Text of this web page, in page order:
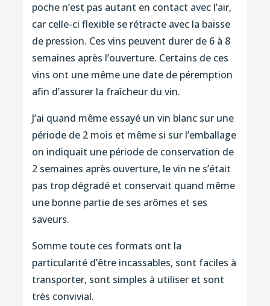
poche n’est pas autant en contact avec l’air,
car celle-ci flexible se rétracte avec la baisse
de pression. Ces vins peuvent durer de 6 à 8
semaines après l’ouverture. Certains de ces
vins ont une même une date de péremption
afin d’assurer la fraîcheur du vin.
J’ai quand même essayé un vin blanc sur une
période de 2 mois et même si sur l’emballage
on indiquait une période de conservation de
2 semaines après ouverture, le vin ne s’était
pas trop dégradé et conservait quand même
une bonne partie de ses arômes et ses
saveurs.
Somme toute ces formats ont la
particularité d’être incassables, sont faciles à
transporter, sont simples à utiliser et sont
très convivial.